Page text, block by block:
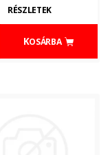
KOSÁRBA
RÉSZLETEK